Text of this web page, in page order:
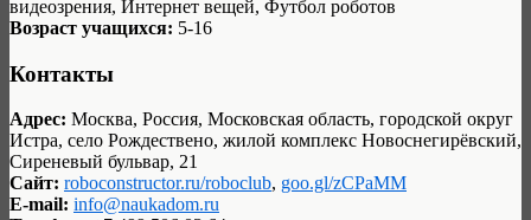
видеозрения, Интернет вещей, Футбол роботов
Возраст учащихся: 5-16
Контакты
Адрес: Москва, Россия, Московская область, городской округ
Истра, село Рождествено, жилой комплекс Новоснегирёвский,
Сиреневый бульвар, 21
Сайт: roboconstructor.ru/roboclub, goo.gl/zCPaMM
E-mail: info@naukadom.ru